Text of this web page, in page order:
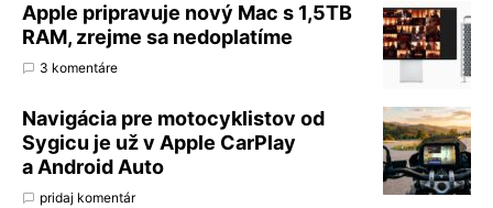
Apple pripravuje nový Mac s 1,5TB
RAM, zrejme sa nedoplatíme
3 komentáre
Navigácia pre motocyklistov od
Sygicu je už v Apple CarPlay
a Android Auto
pridaj komentár